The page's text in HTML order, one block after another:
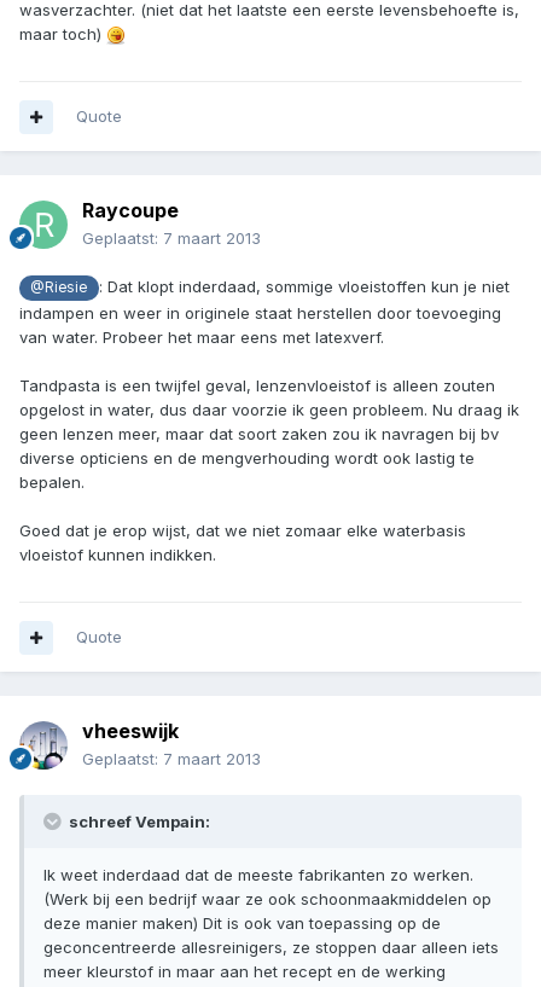
wasverzachter. (niet dat het laatste een eerste levensbehoefte is,
maar toch)
Quote
Raycoupe
Geplaatst: 7 maart 2013
@Riesie
: Dat klopt inderdaad, sommige vloeistoffen kun je niet
indampen en weer in originele staat herstellen door toevoeging
van water. Probeer het maar eens met latexverf.
Tandpasta is een twijfel geval, lenzenvloeistof is alleen zouten
opgelost in water, dus daar voorzie ik geen probleem. Nu draag ik
geen lenzen meer, maar dat soort zaken zou ik navragen bij bv
diverse opticiens en de mengverhouding wordt ook lastig te
bepalen.
Goed dat je erop wijst, dat we niet zomaar elke waterbasis
vloeistof kunnen indikken.
Quote
vheeswijk
Geplaatst: 7 maart 2013
schreef Vempain:
Ik weet inderdaad dat de meeste fabrikanten zo werken.
(Werk bij een bedrijf waar ze ook schoonmaakmiddelen op
deze manier maken) Dit is ook van toepassing op de
geconcentreerde allesreinigers, ze stoppen daar alleen iets
meer kleurstof in maar aan het recept en de werking